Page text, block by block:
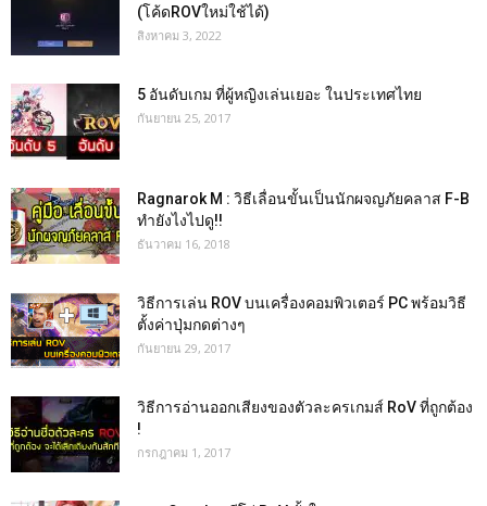
(โค้ดROVใหม่ใช้ได้)
สิงหาคม 3, 2022
5 อันดับเกม ที่ผู้หญิงเล่นเยอะ ในประเทศไทย
กันยายน 25, 2017
Ragnarok M : วิธีเลื่อนขั้นเป็นนักผจญภัยคลาส F-B
ทำยังไงไปดู!!
ธันวาคม 16, 2018
วิธีการเล่น ROV บนเครื่องคอมพิวเตอร์ PC พร้อมวิธี
ตั้งค่าปุ่มกดต่างๆ
กันยายน 29, 2017
วิธีการอ่านออกเสียงของตัวละครเกมส์ RoV ที่ถูกต้อง
!
กรกฎาคม 1, 2017